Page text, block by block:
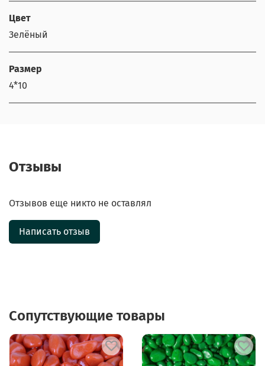
Цвет
Зелёный
Размер
4*10
Отзывы
Отзывов еще никто не оставлял
Написать отзыв
Сопутствующие товары